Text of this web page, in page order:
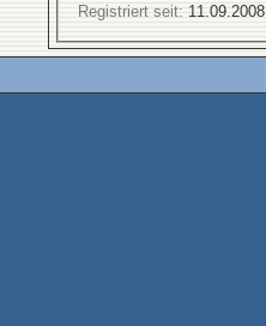
Registriert seit: 11.09.2008